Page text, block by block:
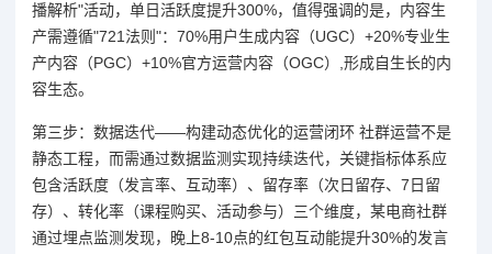
播解析"活动，单日活跃度提升300%，值得强调的是，内容生
产需遵循"721法则"：70%用户生成内容（UGC）+20%专业生
产内容（PGC）+10%官方运营内容（OGC）,形成自生长的内
容生态。
第三步：数据迭代——构建动态优化的运营闭环 社群运营不是
静态工程，而需通过数据监测实现持续迭代，关键指标体系应
包含活跃度（发言率、互动率）、留存率（次日留存、7日留
存）、转化率（课程购买、活动参与）三个维度，某电商社群
通过埋点监测发现，晚上8-10点的红包互动能提升30%的发言